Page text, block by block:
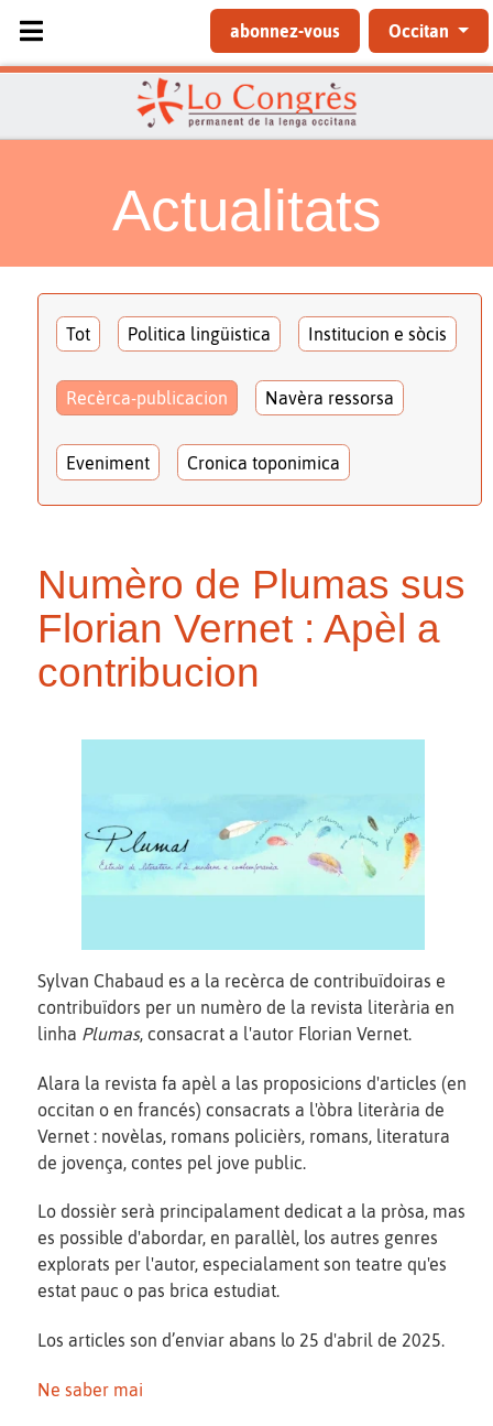
Sélectionnez votre langue
abonnez-vous Occitan
Actualitats
Tot Politica lingüistica Institucion e sòcis
Recèrca-publicacion Navèra ressorsa
Eveniment Cronica toponimica
Numèro de Plumas sus
Florian Vernet : Apèl a
contribucion
Sylvan Chabaud es a la recèrca de contribuïdoiras e
contribuïdors per un numèro de la revista literària en
linha Plumas, consacrat a l'autor Florian Vernet.
Alara la revista fa apèl a las proposicions d'articles (en
occitan o en francés) consacrats a l'òbra literària de
Vernet : novèlas, romans policièrs, romans, literatura
de jovença, contes pel jove public.
Lo dossièr serà principalament dedicat a la pròsa, mas
es possible d'abordar, en parallèl, los autres genres
explorats per l'autor, especialament son teatre qu'es
estat pauc o pas brica estudiat.
Los articles son d’enviar abans lo 25 d'abril de 2025.
Ne saber mai